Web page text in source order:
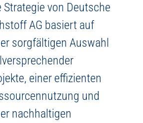
Strategie von Deutsche
AG basiert auf
sorgfältigen Auswahl
einer effizienten
und
nachhaltigen